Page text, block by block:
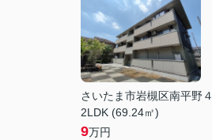
さいたま市岩槻区南平野
2LDK (69.24㎡)
9万円